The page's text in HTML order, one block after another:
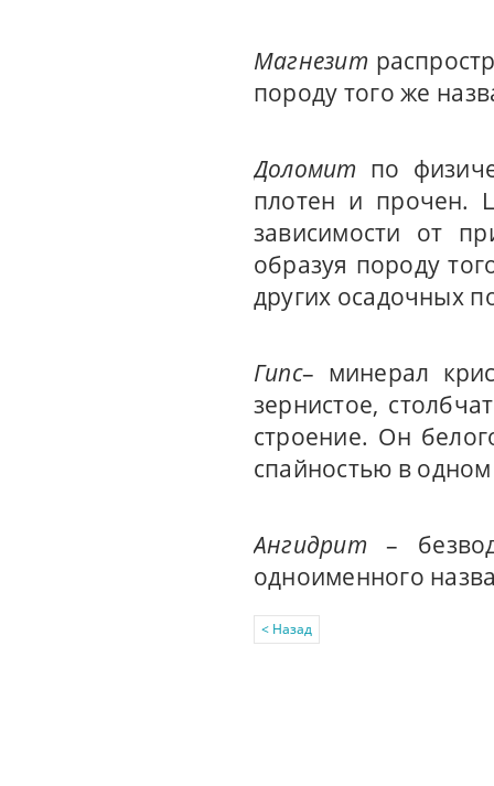
Магнезит
породу того же
Доломит по
плотен и прочен.
зависимости от
образуя породу
других осадочных
Гипс– минерал
зернистое,
строение. Он
спайностью в
Ангидрит –
одноименного
< Назад